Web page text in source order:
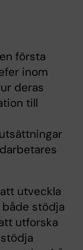
första
inom
deras
till
utveckla
stödja
utforska